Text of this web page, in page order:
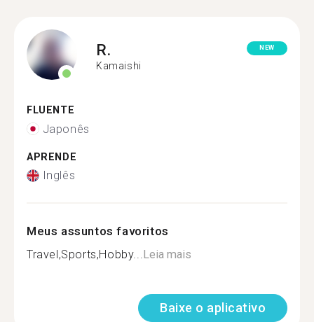
R.
Kamaishi
NEW
FLUENTE
Japonês
APRENDE
Inglês
Meus assuntos favoritos
Travel,Sports,Hobby...Leia mais
Baixe o aplicativo